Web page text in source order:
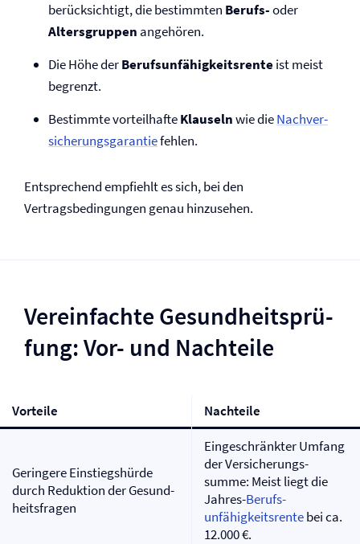
berücksichtigt, die bestimmten Berufs-oder
Altersgruppen angehören.
Die Höhe derBerufs­unfähigkeits­renteist meist
begrenzt.
Bestimmte vorteilhafteKlauselnwie dieNach­ver­
siche­rungs­garan­tiefehlen.
Entsprechend empfiehlt es sich, bei den
Vertragsbedingungen genau hinzusehen.
Vereinfachte Gesund­heits­prü­
fung: Vor- und Nachteile
Vorteile Nachteile
Geringere Einstiegshürde
durch Reduktion der Ge­sund­
heits­fragen
Eingeschränkter Umfang
der Versicherungs­
summe: Meist liegt die
Jahres-Berufs­
unfähigkeitsrentebei ca.
12.000 €.